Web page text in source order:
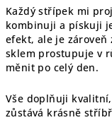
Každý střípek mi
kombinuji a pískuji
efekt, ale je zároveň
sklem prostupuje v
měnit po celý den.
Vše doplňuji
zůstává krásně